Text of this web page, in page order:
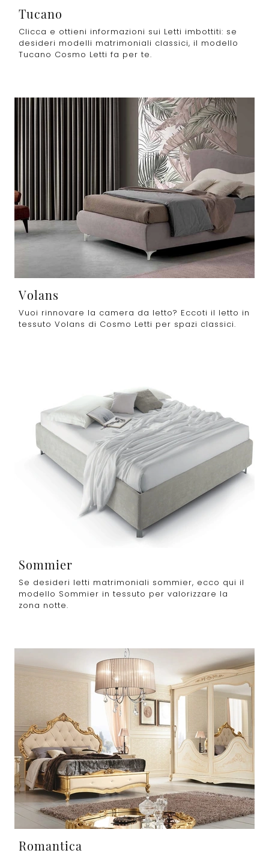
Tucano
Clicca e ottieni informazioni sui Letti imbottiti: se
desideri modelli matrimoniali classici, il modello
Tucano Cosmo Letti fa per te.
Volans
Vuoi rinnovare la camera da letto? Eccoti il letto in
tessuto Volans di Cosmo Letti per spazi classici.
Sommier
Se desideri letti matrimoniali sommier, ecco qui il
modello Sommier in tessuto per valorizzare la
zona notte.
Romantica